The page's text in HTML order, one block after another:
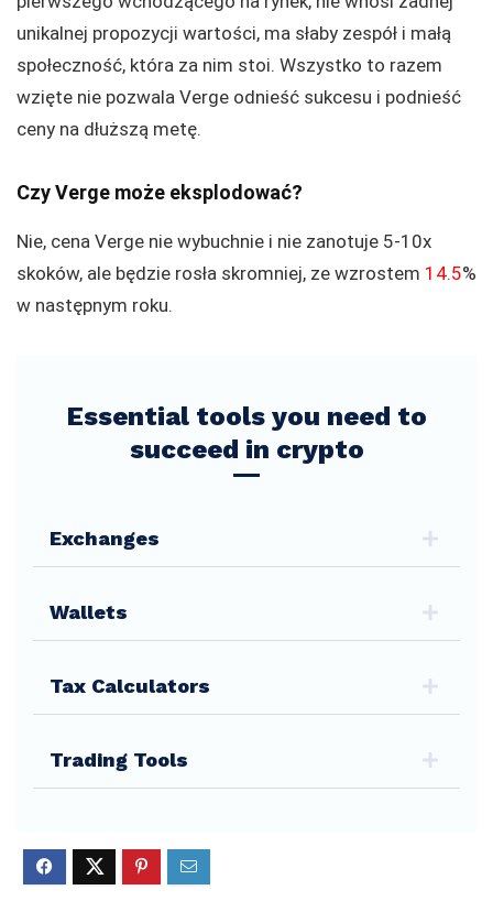
unikalnej propozycji wartości, ma słaby zespół i małą
społeczność, która za nim stoi. Wszystko to razem
wzięte nie pozwala Verge odnieść sukcesu i podnieść
ceny na dłuższą metę.
Czy Verge może eksplodować?
Nie, cena Verge nie wybuchnie i nie zanotuje 5-10x
skoków, ale będzie rosła skromniej, ze wzrostem 14.5%
w następnym roku.
Essential tools you need to
succeed in crypto
Exchanges
Wallets
Tax Calculators
Trading Tools